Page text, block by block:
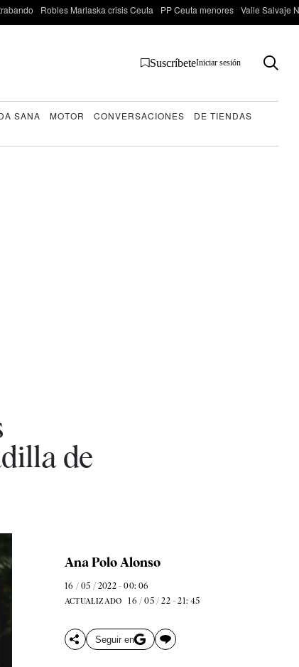
Robles Marlaska crisis Ceuta PP Ceuta menores Valle Salvaje
SuscríbeteIniciar sesión
SANA MOTOR CONVERSACIONES
DE TIENDAS
de
Ana Polo Alonso
16 / 05 / 2022 - 00: 06
ACTUALIZADO 16 / 05 / 22 - 21: 45
Seguir en